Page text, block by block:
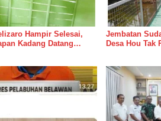
Hampir Selesai,
Kadang Datang
Jembatan
Desa Hou Tak